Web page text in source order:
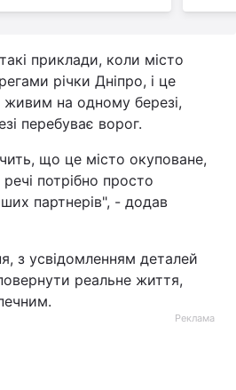
приклади, коли місто
річки Дніпро, і це
на одному березі,
перебуває ворог.
що це місто окуповане,
потрібно просто
партнерів", - додав
з усвідомленням деталей
реальне життя,
Реклама